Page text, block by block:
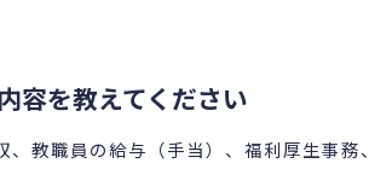
容を教えてください
、教職員の給与（手当）、福利厚生事